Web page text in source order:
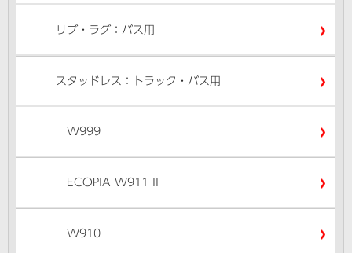
リブ・ラグ：バス用
スタッドレス：トラック・バス用
W999
ECOPIA W911 II
W910